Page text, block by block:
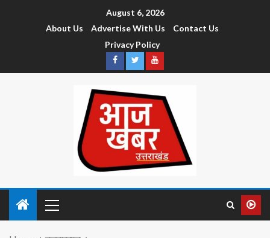
August 6, 2026
About Us
Advertise With Us
Contact Us
Privacy Policy